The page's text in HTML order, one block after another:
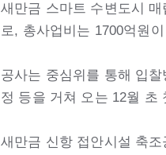
새만금 스마트 수변도시
로, 총사업비는 1700억원
공사는 중심위를 통해 입
정 등을 거쳐 오는 12월 초
새만금 신항 접안시설 축